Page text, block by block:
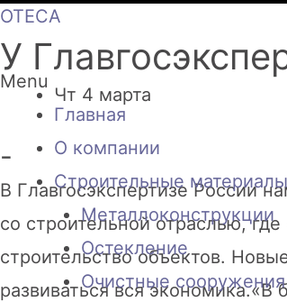
OTECA
Menu
Главная
О компании
Строительные материалы
Металлоконструкции
Остекление
Очистные сооружения
У
Чт 4 марта
-
В Главгосэкспертизе России
со строительной отраслью,
строительство объектов.
развиваться вся